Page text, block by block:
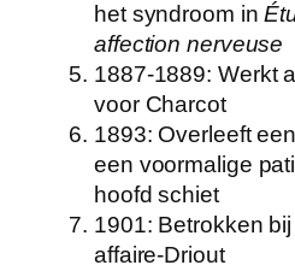
het syndroom in
affection nerveuse
1887-1889: Werkt
voor Charcot
1893: Overleeft
een voormalige
hoofd schiet
1901: Betrokken
affaire-Driout